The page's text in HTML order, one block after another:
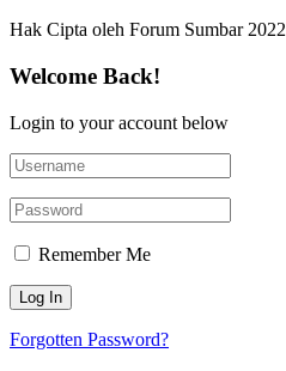
Hak Cipta oleh Forum Sumbar 2022
Welcome Back!
Login to your account below
Remember Me
Forgotten Password?